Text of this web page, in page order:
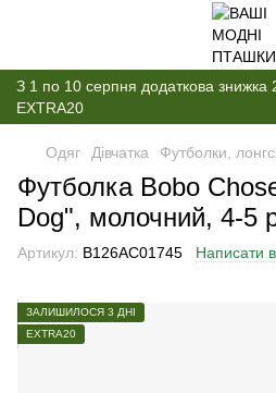
З 1 по 10 серпня додаткова знижка
EXTRA20
Одяг Дівчатка Футболки,
Футболка Bobo
Dog", молочний, 4-5
Артикул: B126AC01745 Написати
ЗАЛИШИЛОСЯ 3 ДНІ
EXTRA20